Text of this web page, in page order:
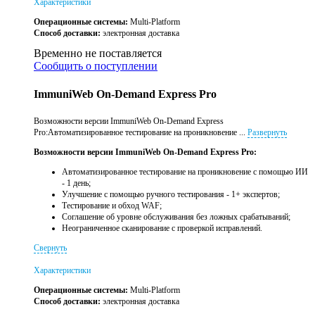
Характеристики
Операционные системы: Multi-Platform
Способ доставки: электронная доставка
Временно не поставляется
Сообщить о поступлении
ImmuniWeb On-Demand Express Pro
Возможности версии ImmuniWeb On-Demand Express
Pro:Автоматизированное тестирование на проникновение ... Развернуть
Возможности версии ImmuniWeb On-Demand Express Pro:
Автоматизированное тестирование на проникновение с помощью ИИ
- 1 день;
Улучшение с помощью ручного тестирования - 1+ экспертов;
Тестирование и обход WAF;
Соглашение об уровне обслуживания без ложных срабатываний;
Неограниченное сканирование с проверкой исправлений.
Свернуть
Характеристики
Операционные системы: Multi-Platform
Способ доставки: электронная доставка